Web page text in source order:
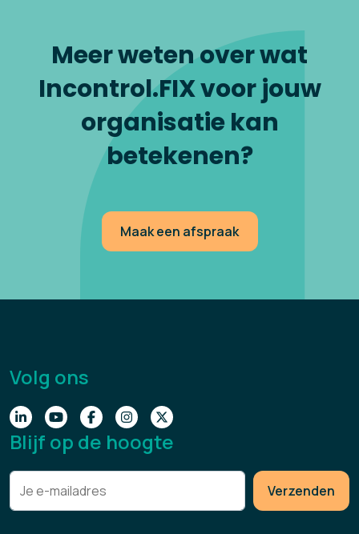
Meer weten over wat
Incontrol.FIX voor jouw
organisatie kan
betekenen?
Maak een afspraak
Volg ons
Blijf op de hoogte
Verzenden